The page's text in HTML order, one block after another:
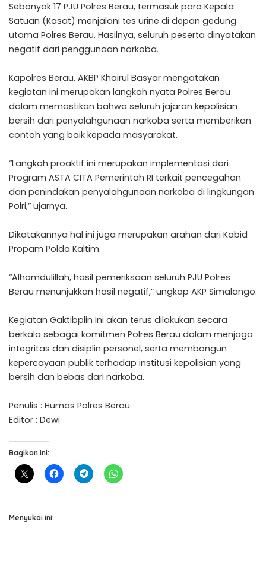
Sebanyak 17 PJU Polres Berau, termasuk para Kepala
Satuan (Kasat) menjalani tes urine di depan gedung
utama Polres Berau. Hasilnya, seluruh peserta dinyatakan
negatif dari penggunaan narkoba.
Kapolres Berau, AKBP Khairul Basyar mengatakan
kegiatan ini merupakan langkah nyata Polres Berau
dalam memastikan bahwa seluruh jajaran kepolisian
bersih dari penyalahgunaan narkoba serta memberikan
contoh yang baik kepada masyarakat.
“Langkah proaktif ini merupakan implementasi dari
Program ASTA CITA Pemerintah RI terkait pencegahan
dan penindakan penyalahgunaan narkoba di lingkungan
Polri,” ujarnya.
Dikatakannya hal ini juga merupakan arahan dari Kabid
Propam Polda Kaltim.
“Alhamdulillah, hasil pemeriksaan seluruh PJU Polres
Berau menunjukkan hasil negatif,” ungkap AKP Simalango.
Kegiatan Gaktibplin ini akan terus dilakukan secara
berkala sebagai komitmen Polres Berau dalam menjaga
integritas dan disiplin personel, serta membangun
kepercayaan publik terhadap institusi kepolisian yang
bersih dan bebas dari narkoba.
Penulis : Humas Polres Berau
Editor : Dewi
Bagikan ini:
Menyukai ini: